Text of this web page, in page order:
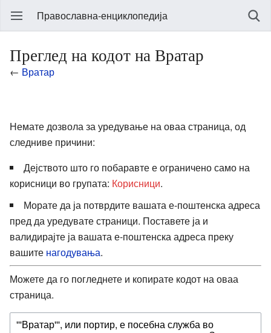
Православна-енциклопедија
Преглед на кодот на Вратар
← Вратар
Немате дозвола за уредување на оваа страница, од
следниве причини:
Дејството што го побаравте е ограничено само на
корисници во групата: Корисници.
Морате да ја потврдите вашата е-поштенска адреса
пред да уредувате страници. Поставете ја и
валидирајте ја вашата е-поштенска адреса преку
вашите нагодувања.
Можете да го погледнете и копирате кодот на оваа
страница.